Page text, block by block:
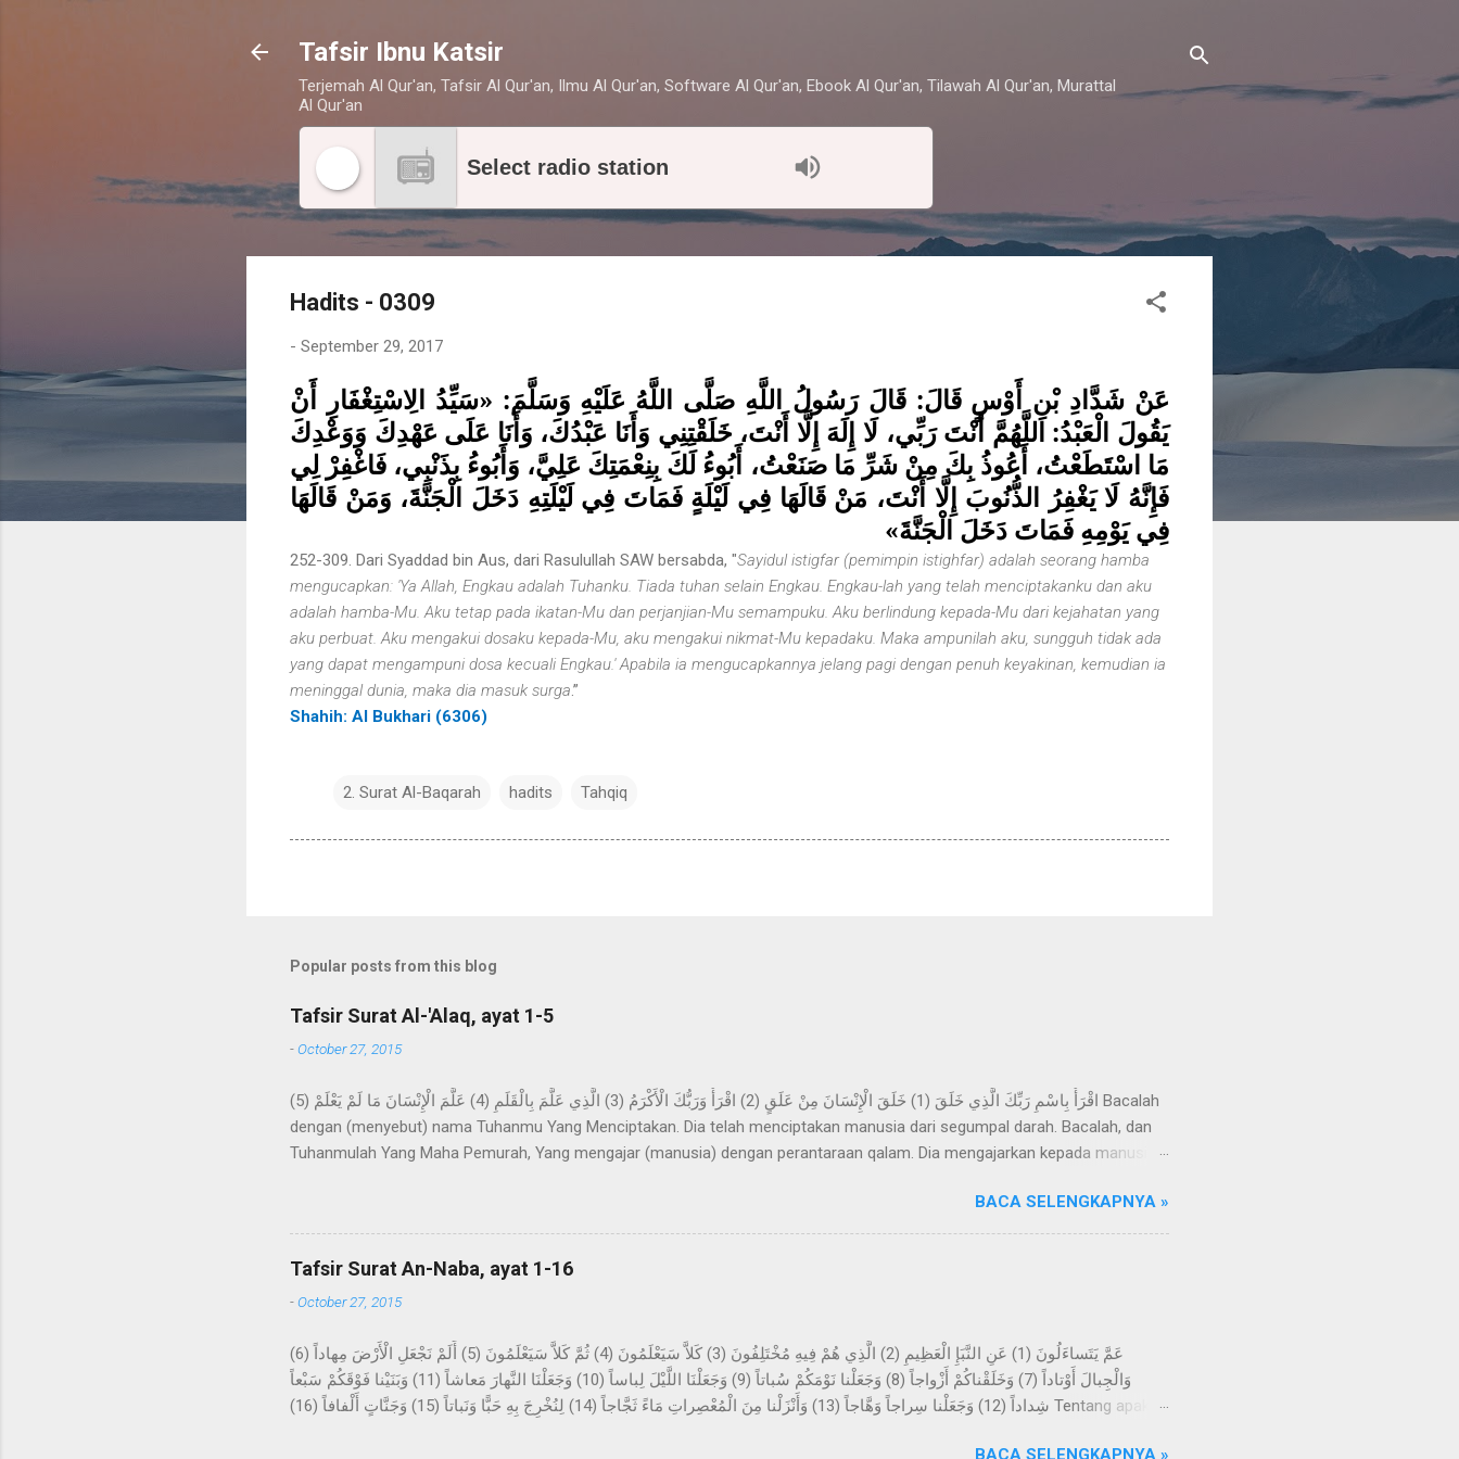
Tafsir Ibnu Katsir
Terjemah Al Qur'an, Tafsir Al Qur'an, Ilmu Al Qur'an, Software Al Qur'an, Ebook Al Qur'an, Tilawah Al Qur'an, Murattal
Al Qur'an
Select radio station
Hadits - 0309
- September 29, 2017
عَنْ شَدَّادِ بْنِ أَوْسٍ قَالَ: قَالَ رَسُولُ اللَّهِ صَلَّى اللَّهُ عَلَيْهِ وَسَلَّمَ: «سَيِّدُ الِاسْتِغْفَارِ أَنْ
يَقُولَ الْعَبْدُ: اللَّهُمَّ أَنْتَ رَبِّي، لَا إِلَهَ إِلَّا أَنْتَ، خَلَقْتِنِي وَأَنَا عَبْدُكَ، وَأَنَا عَلَى عَهْدِكَ وَوَعْدِكَ
مَا اسْتَطَعْتُ، أَعُوذُ بِكَ مِنْ شَرِّ مَا صَنَعْتُ، أَبُوءُ لَكَ بِنِعْمَتِكَ عَلِيَّ، وَأَبُوءُ بِذَنْبِي، فَاغْفِرْ لِي
فَإِنَّهُ لَا يَغْفِرُ الذُّنُوبَ إِلَّا أَنْتَ، مَنْ قَالَهَا فِي لَيْلَةٍ فَمَاتَ فِي لَيْلَتِهِ دَخَلَ الْجَنَّةَ، وَمَنْ قَالَهَا
فِي يَوْمِهِ فَمَاتَ دَخَلَ الْجَنَّةَ»
252-309. Dari Syaddad bin Aus, dari Rasulullah SAW bersabda, "Sayidul istigfar (pemimpin istighfar) adalah seorang hamba
mengucapkan: 'Ya Allah, Engkau adalah Tuhanku. Tiada tuhan selain Engkau. Engkau-lah yang telah menciptakanku dan aku
adalah hamba-Mu. Aku tetap pada ikatan-Mu dan perjanjian-Mu semampuku. Aku berlindung kepada-Mu dari kejahatan yang
aku perbuat. Aku mengakui dosaku kepada-Mu, aku mengakui nikmat-Mu kepadaku. Maka ampunilah aku, sungguh tidak ada
yang dapat mengampuni dosa kecuali Engkau.' Apabila ia mengucapkannya jelang pagi dengan penuh keyakinan, kemudian ia
meninggal dunia, maka dia masuk surga.”
Shahih: Al Bukhari (6306)
2. Surat Al-Baqarah hadits Tahqiq
Popular posts from this blog
Tafsir Surat Al-'Alaq, ayat 1-5
-October 27, 2015
اقْرَأْ بِاسْمِ رَبِّكَ الَّذِي خَلَقَ (1) خَلَقَ الْإِنْسَانَ مِنْ عَلَقٍ (2) اقْرَأْ وَرَبُّكَ الْأَكْرَمُ (3) الَّذِي عَلَّمَ بِالْقَلَمِ (4) عَلَّمَ الْإِنْسَانَ مَا لَمْ يَعْلَمْ (5) Bacalah
dengan (menyebut) nama Tuhanmu Yang Menciptakan. Dia telah menciptakan manusia dari segumpal darah. Bacalah, dan
Tuhanmulah Yang Maha Pemurah, Yang mengajar (manusia) dengan perantaraan qalam. Dia mengajarkan kepada manusia
kepada kami Ma'mar, dari Az-Zuhri, dari Urwah, dari Aisyah yang menceritakan bahwa permulaan wahyu yang disampaikan
kepada Rasulullah Saw. berupa mimpi yang benar dalam tidurnya. Dan beliau tidak sekali-kali melihat suatu mimpi, melainkan
datangnya mimpi itu bagaikan sinar pagi hari. Kemudian dijadikan baginya suka menyendiri, dan beliau sering datang ke Gua
Hira, lalu melakukan ibadah di dalamnya selama beberapa malam yang berbilang dan...
BACA SELENGKAPNYA »
Tafsir Surat An-Naba, ayat 1-16
-October 27, 2015
عَمَّ يَتَساءَلُونَ (1) عَنِ النَّبَإِ الْعَظِيمِ (2) الَّذِي هُمْ فِيهِ مُخْتَلِفُونَ (3) كَلاَّ سَيَعْلَمُونَ (4) ثُمَّ كَلاَّ سَيَعْلَمُونَ (5) أَلَمْ نَجْعَلِ الْأَرْضَ مِهاداً (6)
وَالْجِبالَ أَوْتاداً (7) وَخَلَقْناكُمْ أَزْواجاً (8) وَجَعَلْنا نَوْمَكُمْ سُباتاً (9) وَجَعَلْنَا اللَّيْلَ لِباساً (10) وَجَعَلْنَا النَّهارَ مَعاشاً (11) وَبَنَيْنا فَوْقَكُمْ سَبْعاً
شِداداً (12) وَجَعَلْنا سِراجاً وَهَّاجاً (13) وَأَنْزَلْنا مِنَ الْمُعْصِراتِ مَاءً ثَجَّاجاً (14) لِنُخْرِجَ بِهِ حَبًّا وَنَباتاً (15) وَجَنَّاتٍ أَلْفافاً (16) Tentang apakah
BACA SELENGKAPNYA »